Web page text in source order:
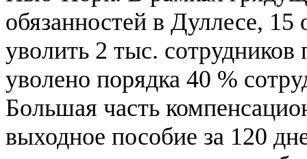
обязанностей в Дуллесе,
уволить 2 тыс.
уволено порядка 40 %
Большая часть
выходное пособие за 120